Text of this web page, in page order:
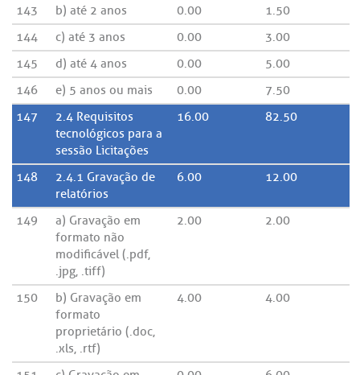
143 b) até 2 anos 0.00
1.50
144
c) até 3 anos 0.00
3.00
145
d) até 4 anos 0.00
5.00
146
e) 5 anos ou mais 0.00
7.50
147
2.4 Requisitos
tecnológicos para a
sessão Licitações
16.00 82.50
148
2.4.1 Gravação de
relatórios
6.00 12.00
149
a) Gravação em
formato não
modificável (.pdf,
.jpg, .tiff)
2.00 2.00
150
b) Gravação em
formato
proprietário (.doc,
.xls, .rtf)
4.00 4.00